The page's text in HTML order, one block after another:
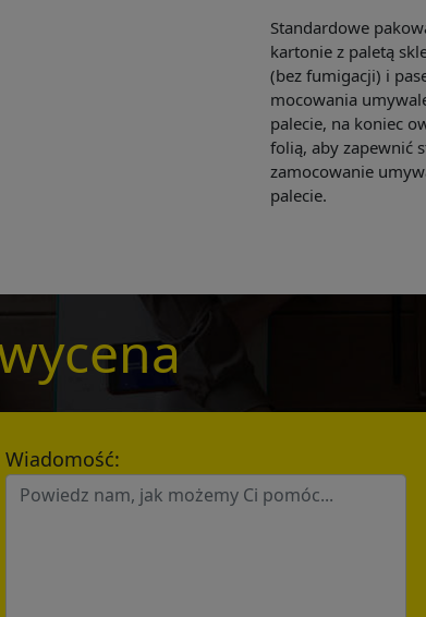
Standardowe
kartonie z paletą
(bez fumigacji) i
mocowania
palecie, na koniec
folią, aby zapewnić
zamocowanie
palecie.
Wiadomość: